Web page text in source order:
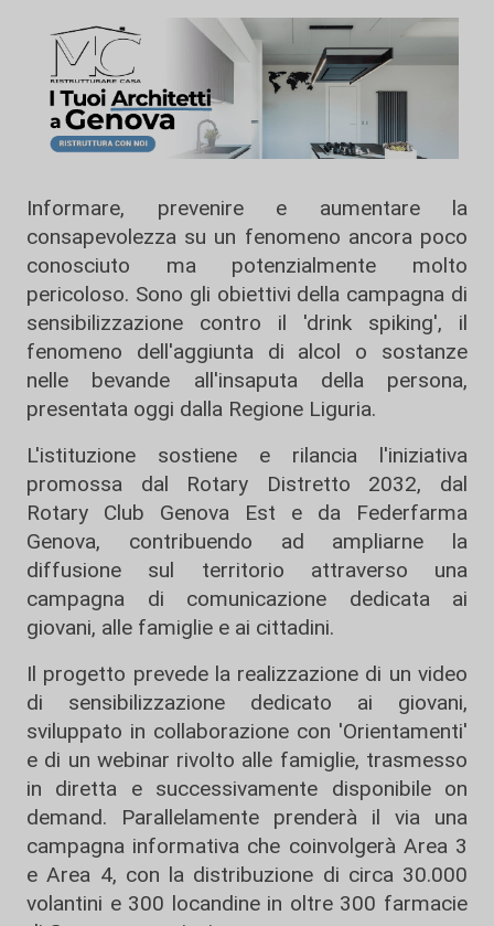
Informare, prevenire e aumentare la
consapevolezza su un fenomeno ancora poco
conosciuto ma potenzialmente molto
pericoloso. Sono gli obiettivi della campagna di
sensibilizzazione contro il 'drink spiking', il
fenomeno dell'aggiunta di alcol o sostanze
nelle bevande all'insaputa della persona,
presentata oggi dalla Regione Liguria.
L'istituzione sostiene e rilancia l'iniziativa
promossa dal Rotary Distretto 2032, dal
Rotary Club Genova Est e da Federfarma
Genova, contribuendo ad ampliarne la
diffusione sul territorio attraverso una
campagna di comunicazione dedicata ai
giovani, alle famiglie e ai cittadini.
Il progetto prevede la realizzazione di un video
di sensibilizzazione dedicato ai giovani,
sviluppato in collaborazione con 'Orientamenti'
e di un webinar rivolto alle famiglie, trasmesso
in diretta e successivamente disponibile on
demand. Parallelamente prenderà il via una
campagna informativa che coinvolgerà Area 3
e Area 4, con la distribuzione di circa 30.000
volantini e 300 locandine in oltre 300 farmacie